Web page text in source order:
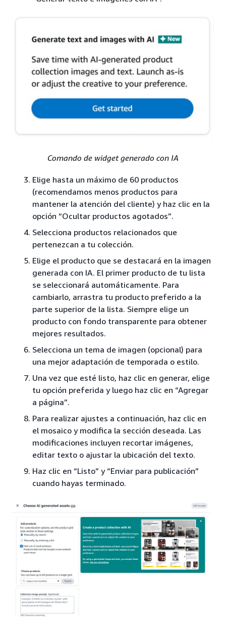
Comando de widget generado con IA
Elige hasta un máximo de 60 productos
(recomendamos menos productos para
mantener la atención del cliente) y haz clic en la
opción “Ocultar productos agotados”.
Selecciona productos relacionados que
pertenezcan a tu colección.
Elige el producto que se destacará en la imagen
generada con IA. El primer producto de tu lista
se seleccionará automáticamente. Para
cambiarlo, arrastra tu producto preferido a la
parte superior de la lista. Siempre elige un
producto con fondo transparente para obtener
mejores resultados.
Selecciona un tema de imagen (opcional) para
una mejor adaptación de temporada o estilo.
Una vez que esté listo, haz clic en generar, elige
tu opción preferida y luego haz clic en “Agregar
a página”.
Para realizar ajustes a continuación, haz clic en
el mosaico y modifica la sección deseada. Las
modificaciones incluyen recortar imágenes,
editar texto o ajustar la ubicación del texto.
Haz clic en “Listo” y “Enviar para publicación”
cuando hayas terminado.